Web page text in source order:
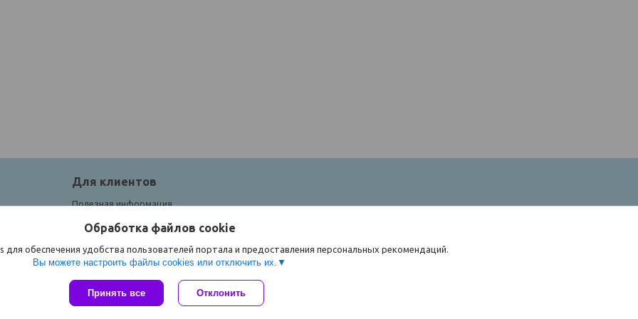
Для клиентов
Полезная информация
Сайт создан на платформе Deal.by
Политика обработки файлов cookies
Обработка файлов cookie
обеспечения удобства пользователей портала и предоставления персональных рекомендаций.
Вы можете настроить файлы cookies или отключить их.
Принять все Отклонить